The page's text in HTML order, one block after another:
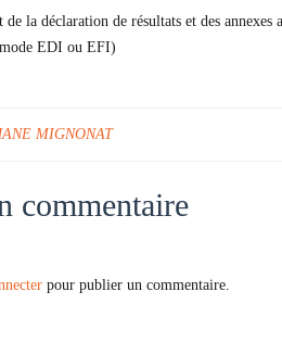
la déclaration de résultats et des
EDI ou EFI)
MIGNONAT
commentaire
pour publier un commentaire.